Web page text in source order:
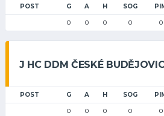
POST G A H SOG
0 0 0 0 0
J HC DDM ČESKÉ
POST G A H SOG
0 0 0 0 0